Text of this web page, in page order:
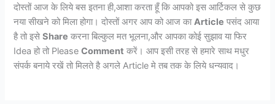
दोस्तों आज के लिये बस इतना ही,आशा करता हूँ कि आपको इस आर्टिकल से कुछ
नया सीखने को मिला होगा। दोस्तों अगर आप को आज काArticle पसंद आया
है तो इसेShare करना बिल्कुल मत भूलना,और आपका कोई सुझाव या फिर
Idea हो तो PleaseComment करें। आप इसी तरह से हमारे साथ मधुर
संपर्क बनाये रखें तो मिलते है अगले Article मे तब तक के लिये धन्यवाद।